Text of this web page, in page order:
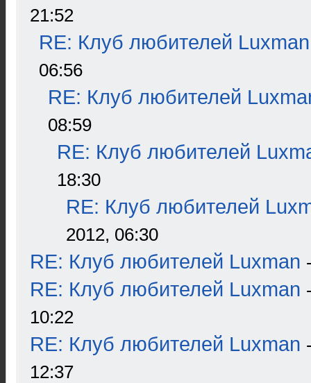
21:52
RE: Клуб любителей Luxman
06:56
RE: Клуб любителей
08:59
RE: Клуб любителей
18:30
RE: Клуб любителей
2012, 06:30
RE: Клуб любителей Luxman
RE: Клуб любителей Luxman
10:22
RE: Клуб любителей Luxman
12:37